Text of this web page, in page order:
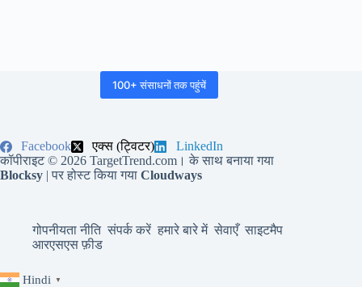
100+ संसाधनों तक पहुंचें
Facebook एक्स (ट्विटर)
LinkedIn
कॉपीराइट © 2026 TargetTrend.com। के साथ बनाया गया
Blocksy | पर होस्ट किया गया Cloudways
गोपनीयता नीति संपर्क करें हमारे बारे में सेवाएँ साइटमैप
आरएसएस फ़ीड
Hindi ▼